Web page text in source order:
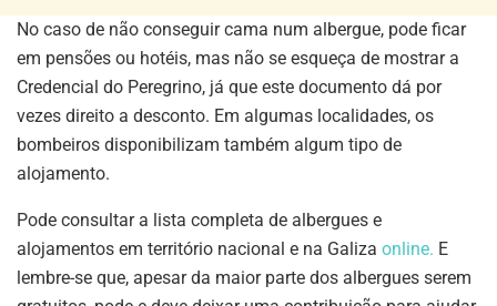
No caso de não conseguir cama num albergue, pode ficar
em pensões ou hotéis, mas não se esqueça de mostrar a
Credencial do Peregrino, já que este documento dá por
vezes direito a desconto. Em algumas localidades, os
bombeiros disponibilizam também algum tipo de
alojamento.
Pode consultar a lista completa de albergues e
alojamentos em território nacional e na Galiza online. E
lembre-se que, apesar da maior parte dos albergues serem